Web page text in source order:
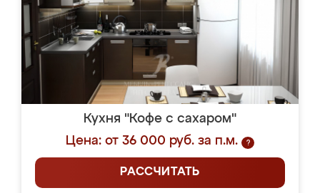
Кухня "Кофе с сахаром"
Цена: от 36 000 руб. за п.м.
?
РАССЧИТАТЬ